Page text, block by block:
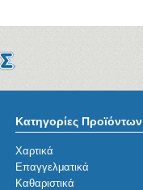
Κατηγορίες Προϊόντων
Χαρτικά
Επαγγελματικά
Καθαριστικά